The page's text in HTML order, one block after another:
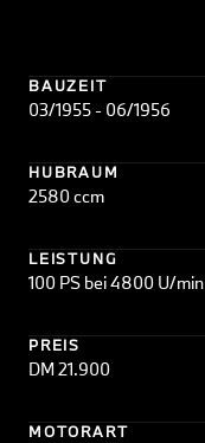
BAUZEIT
03/1955 - 06/1956
HUBRAUM
2580 ccm
LEISTUNG
100 PS bei 4800 U/min
PREIS
DM 21.900
MOTORART